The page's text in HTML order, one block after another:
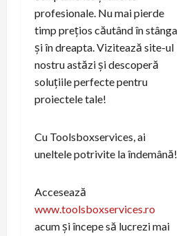
profesionale. Nu mai pierde
timp prețios căutând în stânga
și în dreapta. Vizitează site-ul
nostru astăzi și descoperă
soluțiile perfecte pentru
proiectele tale!
Cu Toolsboxservices, ai
uneltele potrivite la îndemână!
Accesează
www.toolsboxservices.ro
acum și începe să lucrezi mai